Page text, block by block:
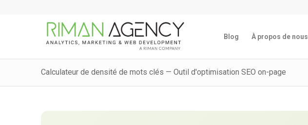
Blog À propos de nous
Calculateur de densité de mots clés — Outil d'optimisation SEO on-page